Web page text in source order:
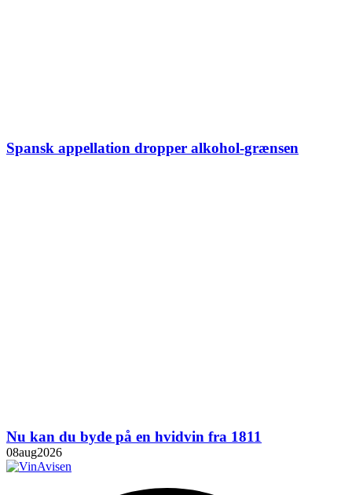
Spansk appellation dropper alkohol-grænsen
Nu kan du byde på en hvidvin fra 1811
08aug2026